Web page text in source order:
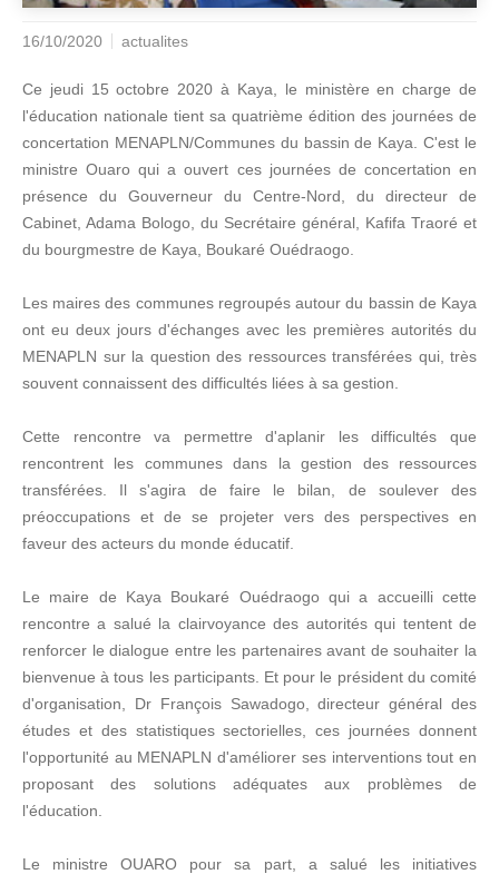
16/10/2020 actualites
Ce jeudi 15 octobre 2020 à Kaya, le ministère en charge de
l'éducation nationale tient sa quatrième édition des journées de
concertation MENAPLN/Communes du bassin de Kaya. C'est le
ministre Ouaro qui a ouvert ces journées de concertation en
présence du Gouverneur du Centre-Nord, du directeur de
Cabinet, Adama Bologo, du Secrétaire général, Kafifa Traoré et
du bourgmestre de Kaya, Boukaré Ouédraogo.
Les maires des communes regroupés autour du bassin de Kaya
ont eu deux jours d'échanges avec les premières autorités du
MENAPLN sur la question des ressources transférées qui, très
souvent connaissent des difficultés liées à sa gestion.
Cette rencontre va permettre d'aplanir les difficultés que
rencontrent les communes dans la gestion des ressources
transférées. Il s'agira de faire le bilan, de soulever des
préoccupations et de se projeter vers des perspectives en
faveur des acteurs du monde éducatif.
Le maire de Kaya Boukaré Ouédraogo qui a accueilli cette
rencontre a salué la clairvoyance des autorités qui tentent de
renforcer le dialogue entre les partenaires avant de souhaiter la
bienvenue à tous les participants. Et pour le président du comité
d'organisation, Dr François Sawadogo, directeur général des
études et des statistiques sectorielles, ces journées donnent
l'opportunité au MENAPLN d'améliorer ses interventions tout en
proposant des solutions adéquates aux problèmes de
l'éducation.
Le ministre OUARO pour sa part, a salué les initiatives